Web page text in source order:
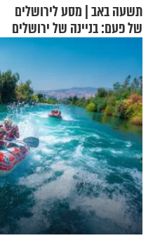
תשעה באב | מסע לירושלים
של פעם: בניינה של ירושלים